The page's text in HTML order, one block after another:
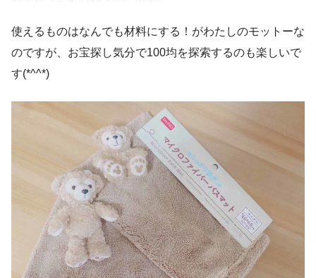
使えるものはなんでも材料にする！がわたしのモットーな
のですが、お宝探し気分で100均を探索するのも楽しいで
す(*^^*)